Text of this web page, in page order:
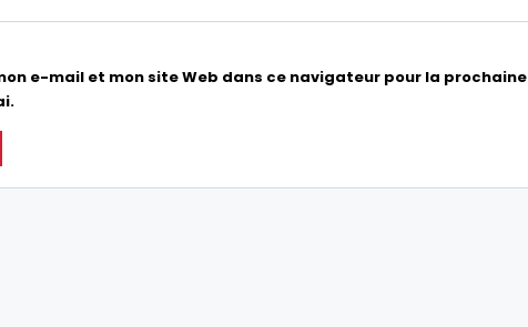
e-mail et mon site Web dans ce navigateur pour la prochaine